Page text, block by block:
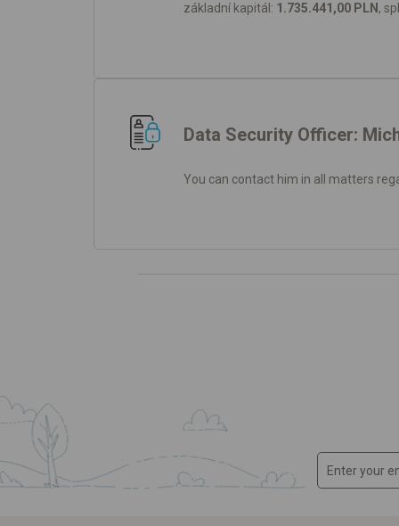
základní kapitál: 1.735.441,00 PLN ,
Data Security Officer:
You can contact him in all matters